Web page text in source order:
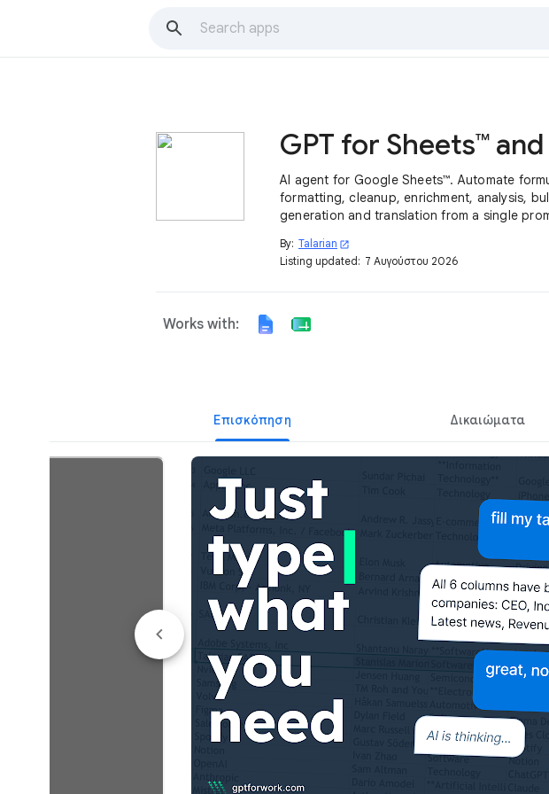
AI agent for Google Sheets™. Automate
formatting, cleanup, enrichment, analysis,
generation and translation from a single
By: Talarian open_in_new
Listing updated: 7 Αυγούστου 2026
Works with:
Επισκόπηση Δικαιώματα